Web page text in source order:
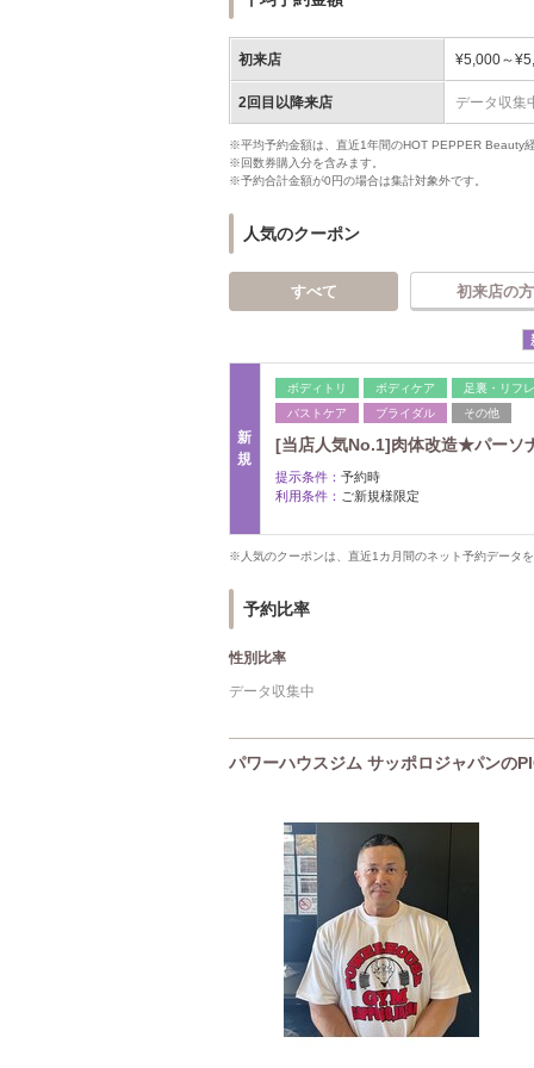
初来店 ¥5,000～
2回目以降来店 データ収集
※平均予約金額は、直近1年間のHOT PEPPER Beauty
※回数券購入分を含みます。
※予約合計金額が0円の場合は集計対象外です。
人気のクーポン
すべて 初来店の方
新
規
ボディトリ ボディケア
足裏・リフレ
バストケア
ブライダル その他
[当店人気No.1]肉体改造★パーソ
提示条件： 予約時
利用条件： ご新規様限定
※人気のクーポンは、直近1カ月間のネット予約データ
予約比率
性別比率
データ収集中
パワーハウスジム サッポロジャパンの